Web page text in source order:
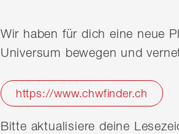
Wir haben für dich eine neue
Universum bewegen und
https://www.chwfinder.ch
Bitte aktualisiere deine